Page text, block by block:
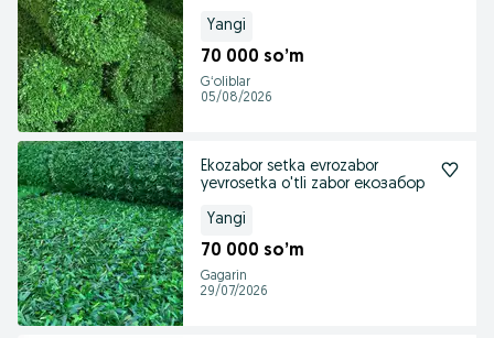
Yangi
70 000 so’m
Gʻoliblar
05/08/2026
Ekozabor setka evrozabor
yevrosetka o'tli zabor екозабор
Yangi
70 000 so’m
Gagarin
29/07/2026